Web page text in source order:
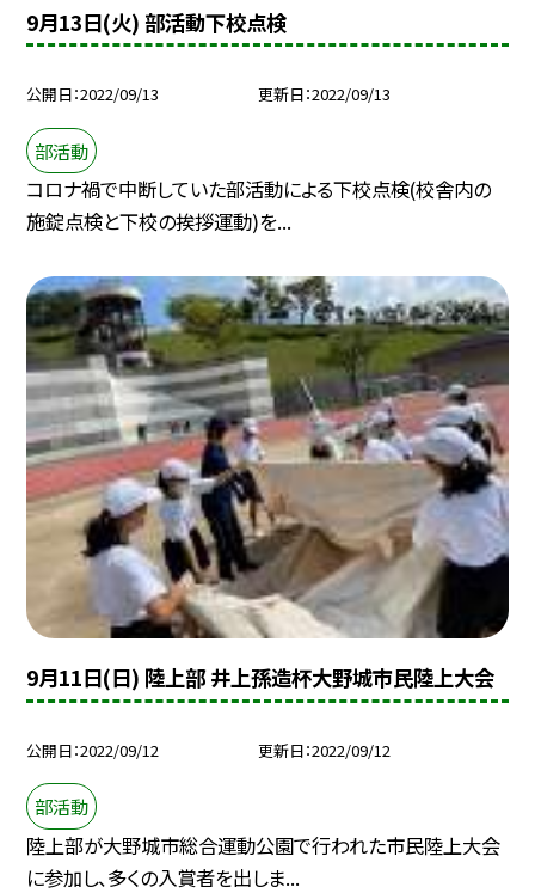
9月13日(火) 部活動下校点検
公開日 2022/09/13 更新日 2022/09/13
部活動
コロナ禍で中断していた部活動による下校点検(校舎内の
施錠点検と下校の挨拶運動)を...
9月11日(日) 陸上部 井上孫造杯大野城市民陸上大会
公開日 2022/09/12 更新日 2022/09/12
部活動
陸上部が大野城市総合運動公園で行われた市民陸上大会
に参加し、多くの入賞者を出しま...